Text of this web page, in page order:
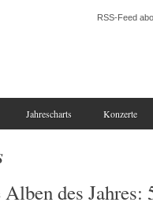
RSS-Feed
Jahrescharts Konzerte
des Jahres: